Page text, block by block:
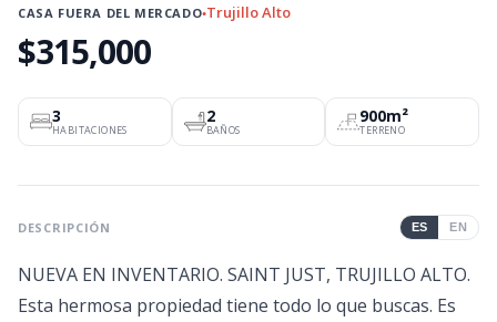
CASA FUERA DEL MERCADO●Trujillo Alto
$315,000
3
HABITACIONES
2
BAÑOS
900m²
TERRENO
DESCRIPCIÓN ES EN
NUEVA EN INVENTARIO. SAINT JUST, TRUJILLO ALTO.
Esta hermosa propiedad tiene todo lo que buscas. Es